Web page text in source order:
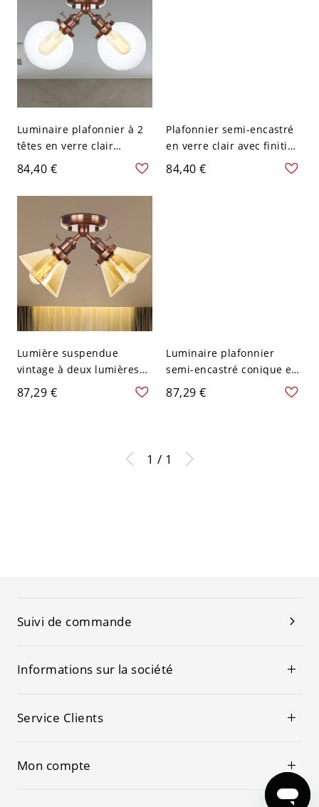
Luminaire plafonnier à 2
têtes en verre clair
sphérique antique semi-
encastré en cuivre
84,40 €
Plafonnier semi-encastré
en verre clair avec finition
cuivre pour entrepôt, avec
2 lumières et diamants
84,40 €
Lumière suspendue
vintage à deux lumières
en verre ambré montée
au plafond en cuivre
87,29 €
Luminaire plafonnier
semi-encastré conique en
verre ambré avec 2
lumières pour éclairage
87,29 €
1 / 1
Suivi de commande
Informations sur la société
Service Clients
Mon compte